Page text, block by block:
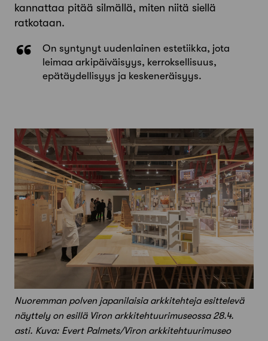
kannattaa pitää silmällä, miten niitä siellä
ratkotaan.
On syntynyt uudenlainen estetiikka, jota
leimaa arkipäiväisyys, kerroksellisuus,
epätäydellisyys ja keskeneräisyys.
Nuoremman polven japanilaisia arkkitehteja esittelevä
näyttely on esillä Viron arkkitehtuurimuseossa 28.4.
asti. Kuva: Evert Palmets/Viron arkkitehtuurimuseo